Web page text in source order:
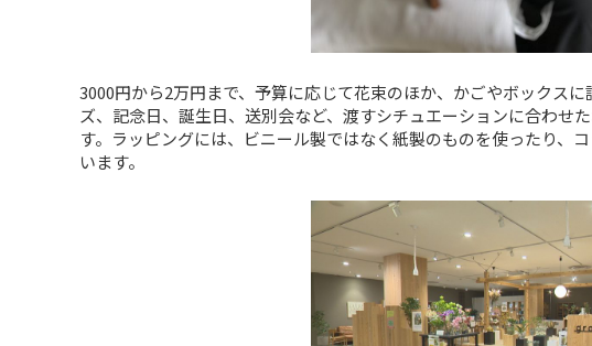
3000円から2万円まで、予算に応じて花束のほか、かごやボックス
ズ、記念日、誕生日、送別会など、渡すシチュエーションに合わせ
す。ラッピングには、ビニール製ではなく紙製のものを使ったり、
います。